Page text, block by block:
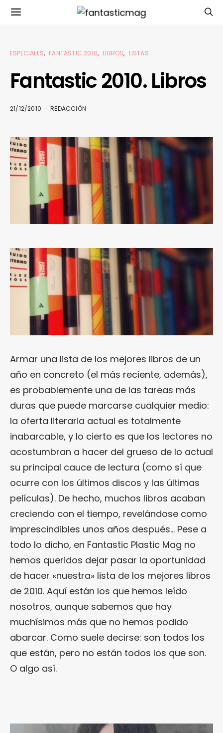
ESPECIALES FANTASTIC 2010 LIBROS LISTAS
Fantastic 2010. Libros
21/12/2010 REDACCIÓN
Armar una lista de los mejores libros de un
año en concreto (el más reciente, además),
es probablemente una de las tareas más
duras que puede marcarse cualquier medio:
la oferta literaria actual es totalmente
inabarcable, y lo cierto es que los lectores no
acostumbran a hacer del grueso de lo actual
su principal cauce de lectura (como sí que
ocurre con los últimos discos y las últimas
películas). De hecho, muchos libros acaban
creciendo con el tiempo, revelándose como
imprescindibles unos años después… Pese a
todo lo dicho, en Fantastic Plastic Mag no
hemos queridos dejar pasar la oportunidad
de hacer «nuestra» lista de los mejores libros
de 2010. Aquí están los que hemos leído
nosotros, aunque sabemos que hay
muchísimos más que no hemos podido
abarcar. Como suele decirse: son todos los
que están, pero no están todos los que son.
O algo así.